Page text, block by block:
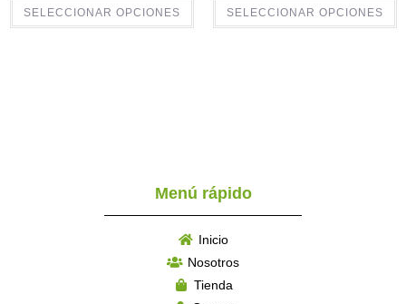
SELECCIONAR OPCIONES SELECCIONAR OPCIONES
Menú rápido
Inicio
Nosotros
Tienda